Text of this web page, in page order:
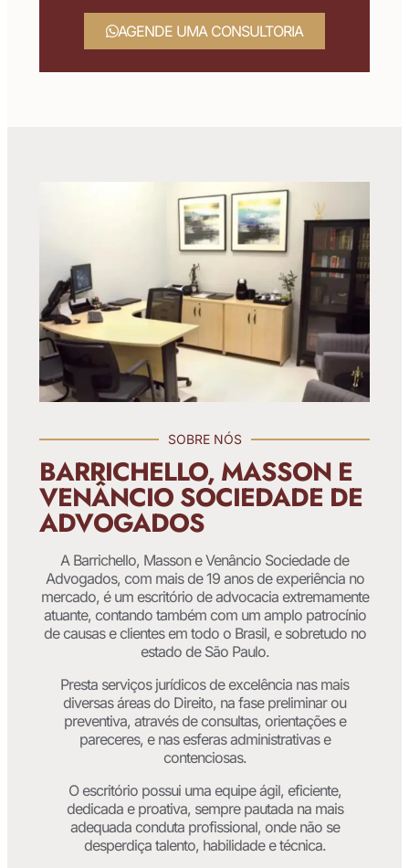
AGENDE UMA CONSULTORIA
SOBRE NÓS
BARRICHELLO, MASSON E
VENÂNCIO SOCIEDADE DE
ADVOGADOS
A Barrichello, Masson e Venâncio Sociedade de
Advogados, com mais de 19 anos de experiência no
mercado, é um escritório de advocacia extremamente
atuante, contando também com um amplo patrocínio
de causas e clientes em todo o Brasil, e sobretudo no
estado de São Paulo.
Presta serviços jurídicos de excelência nas mais
diversas áreas do Direito, na fase preliminar ou
preventiva, através de consultas, orientações e
pareceres, e nas esferas administrativas e
contenciosas.
O escritório possui uma equipe ágil, eficiente,
dedicada e proativa, sempre pautada na mais
adequada conduta profissional, onde não se
desperdiça talento, habilidade e técnica.